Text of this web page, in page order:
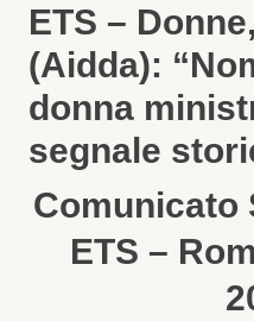
ETS –
(Aidda):
donna
segnale
Comunicato
ETS –